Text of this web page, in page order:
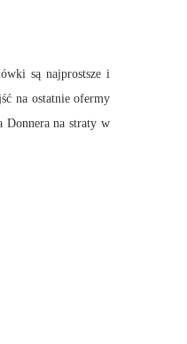
są najprostsze i
na ostatnie ofermy
Donnera na straty w